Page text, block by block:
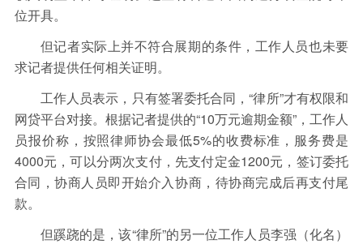
位开具。
但记者实际上并不符合展期的条件，工作人员也未要
求记者提供任何相关证明。
工作人员表示，只有签署委托合同，“律所”才有权限和
网贷平台对接。根据记者提供的“10万元逾期金额”，工作人
员报价称，按照律师协会最低5%的收费标准，服务费是
4000元，可以分两次支付，先支付定金1200元，签订委托
合同，协商人员即开始介入协商，待协商完成后再支付尾
款。
但蹊跷的是，该“律所”的另一位工作人员李强（化名）